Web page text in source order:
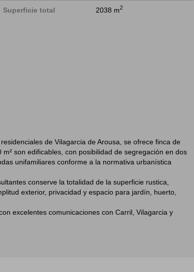
Superficie total 2038 m2
de Vilagarcia de Arousa, se ofrece finca de
son edificables, con posibilidad de segregación en dos
unifamiliares conforme a la normativa urbanística
conserve la totalidad de la superficie rustica,
exterior, privacidad y espacio para jardín, huerto,
excelentes comunicaciones con Carril, Vilagarcia y